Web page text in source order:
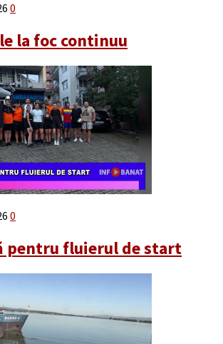
0
la foc continuu
0
pentru fluierul de start